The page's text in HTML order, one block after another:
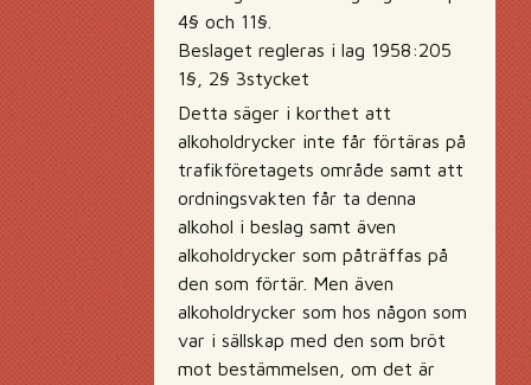
4§ och 11§.
Beslaget regleras i lag 1958:205
1§, 2§ 3stycket
Detta säger i korthet att
alkoholdrycker inte får förtäras på
trafikföretagets område samt att
ordningsvakten får ta denna
alkohol i beslag samt även
alkoholdrycker som påträffas på
den som förtär. Men även
alkoholdrycker som hos någon som
var i sällskap med den som bröt
mot bestämmelsen, om det är